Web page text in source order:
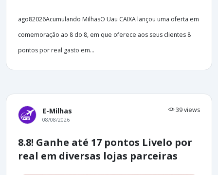
ago82026Acumulando MilhasO Uau CAIXA lançou uma oferta em
comemoração ao 8 do 8, em que oferece aos seus clientes 8
pontos por real gasto em...
E-Milhas 39 views
08/08/2026
8.8! Ganhe até 17 pontos Livelo por
real em diversas lojas parceiras